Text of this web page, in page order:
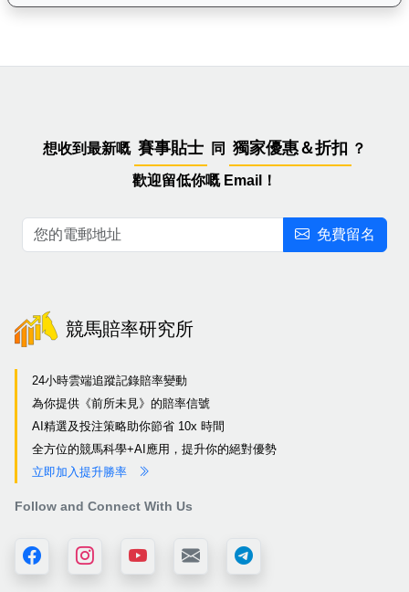
想收到最新嘅 賽事貼士 同 獨家優惠＆折扣 ？
歡迎留低你嘅 Email！
免費留名
競馬賠率研究所
24小時雲端追蹤記錄賠率變動
為你提供《前所未見》的賠率信號
AI精選及投注策略助你節省 10x 時間
全方位的競馬科學+AI應用，提升你的絕對優勢
立即加入提升勝率
Follow and Connect With Us